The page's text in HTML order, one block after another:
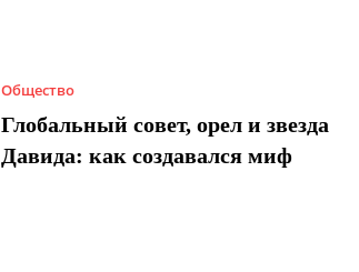
Общество
Глобальный совет, орел и звезда
Давида: как создавался миф